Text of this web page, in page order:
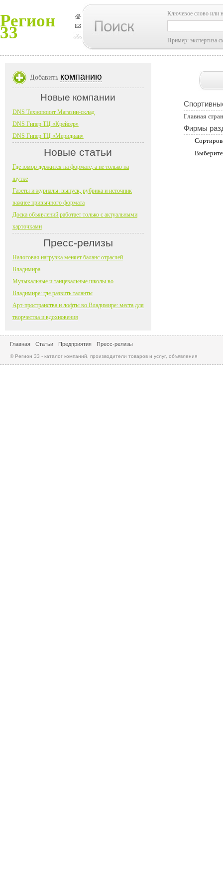
Регион
33
Ключевое слово или
Пример: экспертиза
Главная
Фирмы
Добавить компанию
Новые компании
DNS Технопоинт Магазин-склад
DNS Гипер ТЦ «Крейсер»
DNS Гипер ТЦ «Меридиан»
Новые статьи
Где юмор держится на формате, а не только на
шутке
Газеты и журналы: выпуск, рубрика и источник
важнее привычного формата
Доска объявлений работает только с актуальными
карточками
Пресс-релизы
Налоговая нагрузка меняет баланс отраслей
Владимира
Музыкальные и танцевальные школы во
Владимире: где развить таланты
Арт-пространства и лофты во Владимире: места для
творчества и вдохновения
Главная Статьи Предприятия Пресс-релизы
© Регион 33 - каталог компаний, производители товаров и услуг, объявления